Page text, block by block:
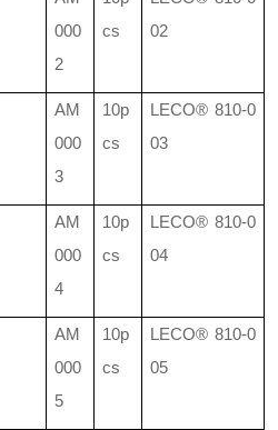
000
2
cs
02
AM
000
3
10p
cs
LECO® 810-0
03
AM
000
4
10p
cs
LECO® 810-0
04
AM
000
5
10p
cs
LECO® 810-0
05